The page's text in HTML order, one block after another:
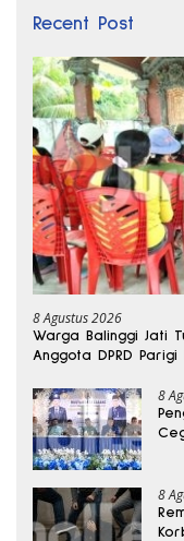
Recent Post
8 Agustus 2026
Warga Balinggi Jati
Anggota DPRD
8
8